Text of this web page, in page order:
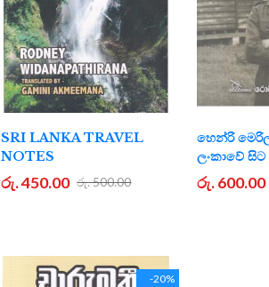
SRI LANKA TRAVEL
NOTES
රු. 450.00 රු. 500.00
හෙන්රි
ලංකාවේ
රු. 600.00
-20%